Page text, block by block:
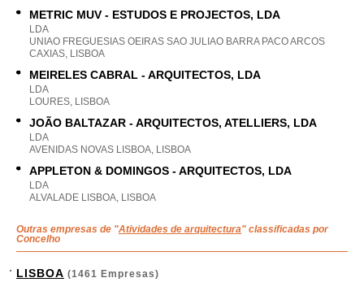
METRIC MUV - ESTUDOS E PROJECTOS, LDA
LDA
UNIAO FREGUESIAS OEIRAS SAO JULIAO BARRA PACO ARCOS
CAXIAS, LISBOA
MEIRELES CABRAL - ARQUITECTOS, LDA
LDA
LOURES, LISBOA
JOÃO BALTAZAR - ARQUITECTOS, ATELLIERS, LDA
LDA
AVENIDAS NOVAS LISBOA, LISBOA
APPLETON & DOMINGOS - ARQUITECTOS, LDA
LDA
ALVALADE LISBOA, LISBOA
Outras empresas de "Atividades de arquitectura" classificadas por
Concelho
LISBOA (1461 Empresas)